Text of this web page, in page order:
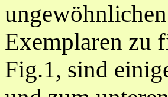
Exemplaren zu
Fig.1, sind